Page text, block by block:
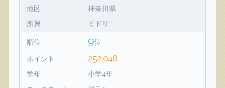
地区
神奈川県
所属
ミドリ
順位 9位
ポイント 252,048
学年
小学4年